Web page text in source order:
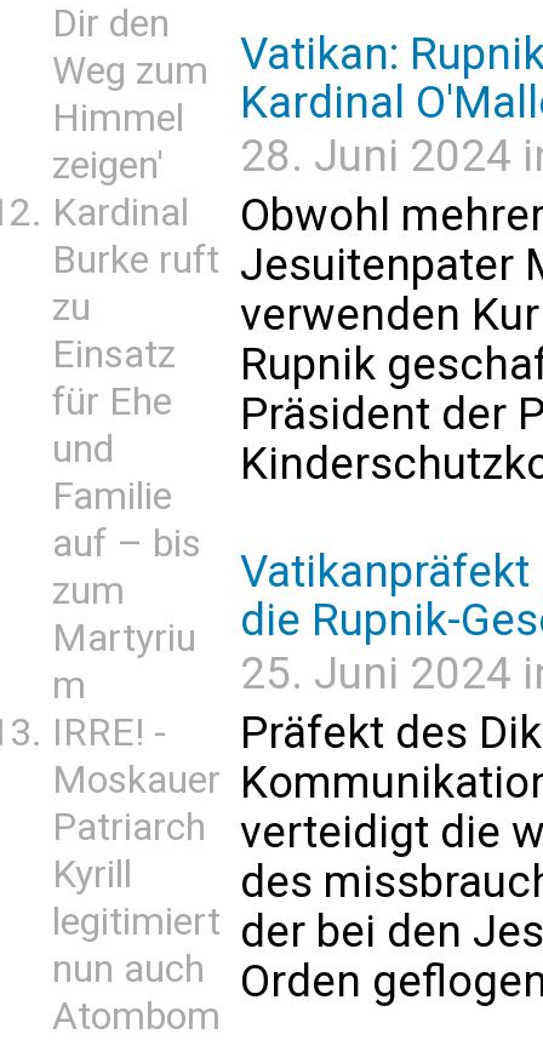
Dir den
Weg zum
Himmel
zeigen'
Kardinal
Burke ruft
zu
Einsatz
für Ehe
und
Familie
auf – bis
zum
Martyriu
m
IRRE! -
Moskauer
Patriarch
Kyrill
legitimiert
nun auch
Atombom
Vatikan:
Kardinal
28. Juni 2024
Obwohl
Jesuitenpater
verwenden
Rupnik
Präsident der
Vatikanpräfekt
die Rupnik-
25. Juni 2024
Präfekt des
verteidigt die
des
der bei den
Orden